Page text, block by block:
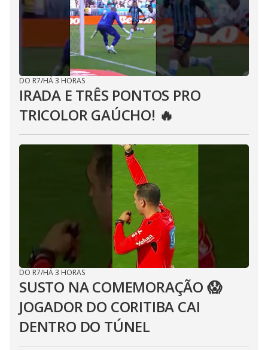
DO R7/HÁ 3 HORAS
IRADA E TRÊS PONTOS PRO
TRICOLOR GAÚCHO! 🔥
DO R7/HÁ 3 HORAS
SUSTO NA COMEMORAÇÃO 😱
JOGADOR DO CORITIBA CAI
DENTRO DO TÚNEL